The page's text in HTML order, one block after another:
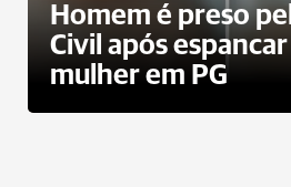
Homem é preso
Civil após
mulher em PG